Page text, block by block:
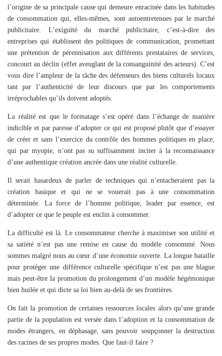
l’origine de sa principale cause qui demeure enracinée dans les habitudes
de consommation qui, elles-mêmes, sont autoentretenues par le marché
publicitaire. L’exiguïté du marché publicitaire, c’est-à-dire des
entreprises qui établissent des politiques de communication, promettant
une prétention de pérennisation aux différents prestataires de services,
concourt au déclin (effet aveuglant de la consanguinité des acteurs). C’est
vous dire l’ampleur de la tâche des défenseurs des biens culturels locaux
tant par l’authenticité de leur discours que par les comportements
irréprochables qu’ils doivent adoptés.
La réalité est que le formatage s’est opéré dans l’échange de manière
indicible et par paresse d’adopter ce qui est proposé plutôt que d’essayer
de créer et sans l’exercice du contrôle des hommes politiques en place,
qui par myopie, n’ont pas su suffisamment inciter à la reconnaissance
d’une authentique création ancrée dans une réalité culturelle.
Il serait hasardeux de parler de techniques qui n’entacheraient pas la
création basique et qui ne se vouerait pas à une consommation
déterminée. La force de l’homme politique, leader par essence, est
d’adopter ce que le peuple est enclin à consommer.
La difficulté est là. Le consommateur cherche à maximiser son utilité et
sa satiété n’est pas une remise en cause du modèle consommé. Nous
sommes malgré nous au cœur d’une économie ouverte. La longue bataille
pour protéger une différence culturelle spécifique n’est pas une blague
mais peut-être la promotion du prolongement d’un modèle hégémonique
bien huilée et qui dicte sa loi bien au-delà de ses frontières.
On fait la promotion de certaines ressources locales alors qu’une grande
partie de la population est versée dans l’adoption et la consommation de
modes étrangers, en déphasage, sans pouvoir soupçonner la destruction
des racines de ses propres modes. Que faut-il faire ?